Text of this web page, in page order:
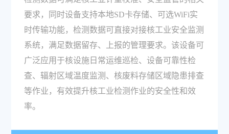
要求，同时设备支持本地SD卡存储、可选WiFi实
时传输功能，检测数据可直接对接核工业安全监测
系统，满足数据留存、上报的管理要求。该设备可
广泛应用于核设施日常运维巡检、设备可靠性检
查、辐射区域温度监测、核废料存储区域隐患排查
等作业，有效提升核工业检测作业的安全性和效
率。